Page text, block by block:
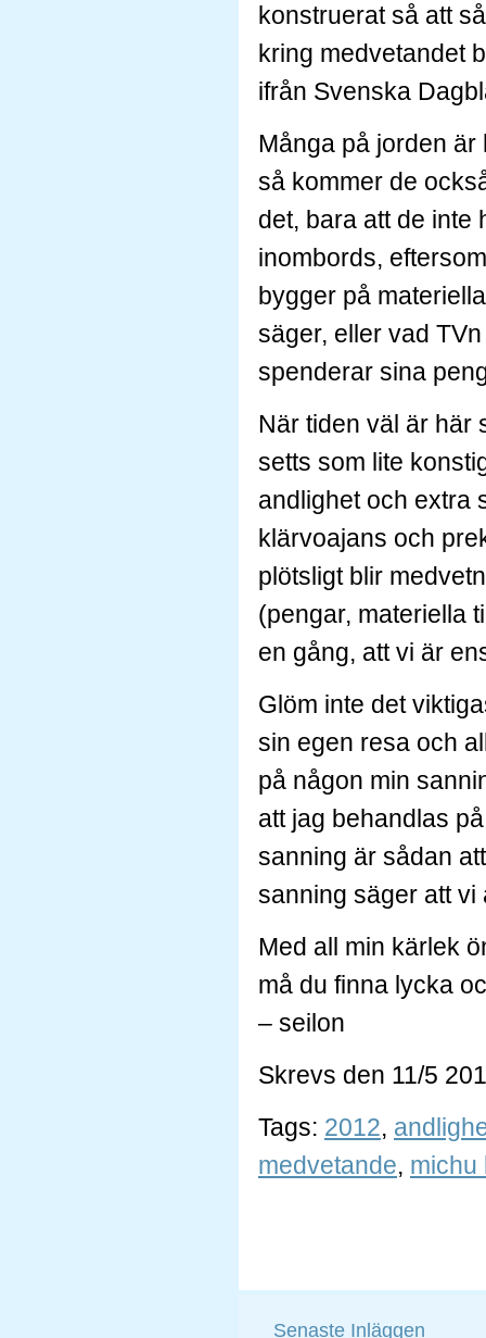
konstruerat så att
kring medvetandet
ifrån Svenska
Många på jorden är
så kommer de
det, bara att de inte
inombords,
bygger på
säger, eller vad
spenderar sina
När tiden väl är här
setts som lite
andlighet och extra
klärvoajans och
plötsligt blir
(pengar, materiella
en gång, att vi är
Glöm inte det
sin egen resa och
på någon min
att jag behandlas
sanning är sådan
sanning säger att vi
Med all min kärlek
må du finna lycka
– seilon
Skrevs den 11/5
Tags: 2012,
medvetande, michu
Senaste Inläggen